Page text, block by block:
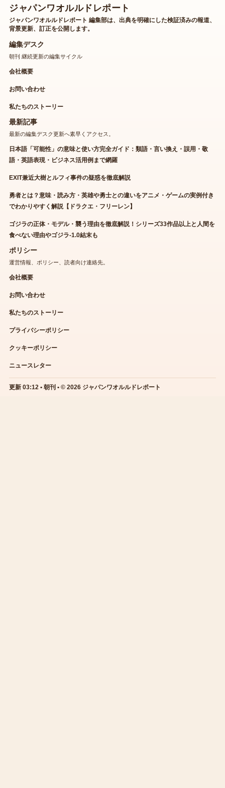
ジャパンワオルルドレポート
ジャパンワオルルドレポート 編集部は、出典を明確にした検証済みの報道、
背景更新、訂正を公開します。
編集デスク
朝刊 継続更新の編集サイクル
会社概要
お問い合わせ
私たちのストーリー
最新記事
最新の編集デスク更新へ素早くアクセス。
日本語「可能性」の意味と使い方完全ガイド：類語・言い換え・誤用・敬
語・英語表現・ビジネス活用例まで網羅
EXIT兼近大樹とルフィ事件の疑惑を徹底解説
勇者とは？意味・読み方・英雄や勇士との違いをアニメ・ゲームの実例付き
でわかりやすく解説【ドラクエ・フリーレン】
ゴジラの正体・モデル・襲う理由を徹底解説！シリーズ33作品以上と人間を
食べない理由やゴジラ-1.0結末も
ポリシー
運営情報、ポリシー、読者向け連絡先。
会社概要
お問い合わせ
私たちのストーリー
プライバシーポリシー
クッキーポリシー
ニュースレター
更新 03:12 • 朝刊 • © 2026 ジャパンワオルルドレポート